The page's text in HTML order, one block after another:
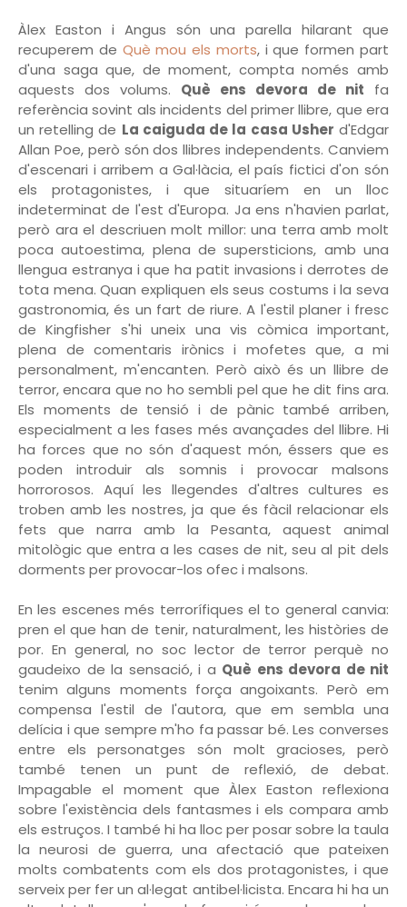
Àlex Easton i Angus són una parella hilarant que
recuperem de Què mou els morts, i que formen part
d'una saga que, de moment, compta només amb
aquests dos volums. Què ens devora de nit fa
referència sovint als incidents del primer llibre, que era
un retelling de La caiguda de la casa Usher d'Edgar
Allan Poe, però són dos llibres independents. Canviem
d'escenari i arribem a Gal·làcia, el país fictici d'on són
els protagonistes, i que situaríem en un lloc
indeterminat de l'est d'Europa. Ja ens n'havien parlat,
però ara el descriuen molt millor: una terra amb molt
poca autoestima, plena de supersticions, amb una
llengua estranya i que ha patit invasions i derrotes de
tota mena. Quan expliquen els seus costums i la seva
gastronomia, és un fart de riure. A l'estil planer i fresc
de Kingfisher s'hi uneix una vis còmica important,
plena de comentaris irònics i mofetes que, a mi
personalment, m'encanten. Però això és un llibre de
terror, encara que no ho sembli pel que he dit fins ara.
Els moments de tensió i de pànic també arriben,
especialment a les fases més avançades del llibre. Hi
ha forces que no són d'aquest món, éssers que es
poden introduir als somnis i provocar malsons
horrorosos. Aquí les llegendes d'altres cultures es
troben amb les nostres, ja que és fàcil relacionar els
fets que narra amb la Pesanta, aquest animal
mitològic que entra a les cases de nit, seu al pit dels
dorments per provocar-los ofec i malsons.
En les escenes més terrorífiques el to general canvia:
pren el que han de tenir, naturalment, les històries de
por. En general, no soc lector de terror perquè no
gaudeixo de la sensació, i a Què ens devora de nit
tenim alguns moments força angoixants. Però em
compensa l'estil de l'autora, que em sembla una
delícia i que sempre m'ho fa passar bé. Les converses
entre els personatges són molt gracioses, però
també tenen un punt de reflexió, de debat.
Impagable el moment que Àlex Easton reflexiona
sobre l'existència dels fantasmes i els compara amb
els estruços. I també hi ha lloc per posar sobre la taula
la neurosi de guerra, una afectació que pateixen
molts combatents com els dos protagonistes, i que
serveix per fer un al·legat antibel·licista. Encara hi ha un